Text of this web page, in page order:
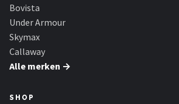
Bovista
Under Armour
Skymax
Callaway
Alle merken →
SHOP